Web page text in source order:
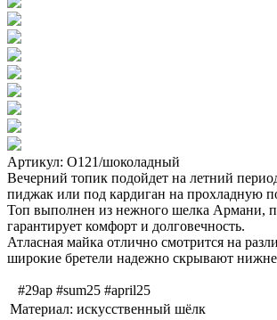
Артикул: О121/шоколадный
Вечерний топик подойдет на летний
пиджак или под кардиган на прохладную
Топ выполнен из нежного шелка Армани,
гарантирует комфорт и долговечность.
Атласная майка отлично смотрится на
широкие бретели надежно скрывают
#29ap #sum25 #april25
Материал: искусственный шёлк